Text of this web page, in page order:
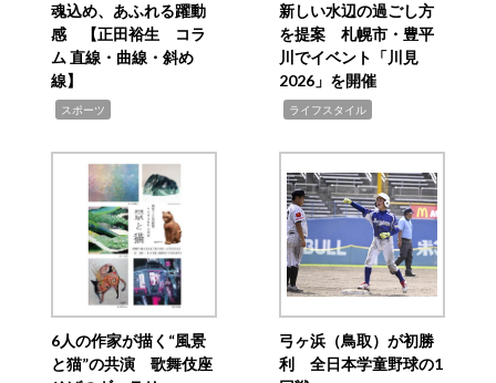
魂込め、あふれる躍動
感 【正田裕生 コラ
ム 直線・曲線・斜め
線】
スポーツ
新しい水辺の過ごし方
を提案 札幌市・豊平
川でイベント「川見
2026」を開催
ライフスタイル
6人の作家が描く“風景
と猫”の共演 歌舞伎座
弓ヶ浜（鳥取）が初勝
利 全日本学童野球の1